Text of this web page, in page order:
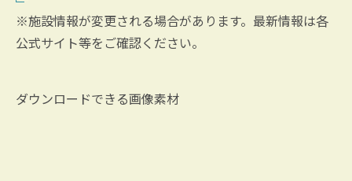
※施設情報が変更される場合があります。最新情報は各
公式サイト等をご確認ください。
ダウンロードできる画像素材